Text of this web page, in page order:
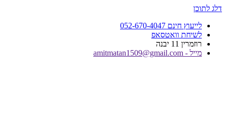
דלג לתוכן
לייעוץ חינם 052-670-4047
לשיחת וואטסאפ
רוזמרין 11 יבנה
מייל - amitmatan1509@gmail.com